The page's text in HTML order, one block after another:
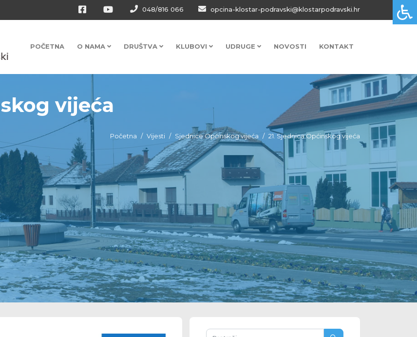
048/816 066 opcina-klostar-podravski@klostarpodravski.hr
POČETNA O NAMA DRUŠTVA KLUBOVI UDRUGE NOVOSTI KONTAKT
vijeća
Početna Vijesti Sjednice Općinskog vijeća 21. Sjednica Općinskog vijeća